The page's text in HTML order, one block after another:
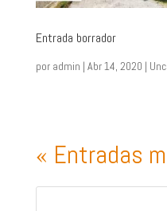
Entrada borrador
por admin | Abr 14, 2020 |
« Entradas